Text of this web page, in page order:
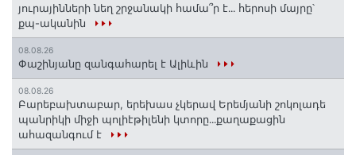
յուրայինների նեղ շրջանակի համա՞ր է․․․ հերոսի մայրը՝
քպ-ականին
08.08.26
Փաշինյանը զանգահարել է Ալիևին
08.08.26
Բարեբախտաբար, երեխաս չկերավ Երեմյանի շոկոլադե
պանրիկի միջի պոլիէթիլենի կտորը․․․քաղաքացին
ահազանգում է